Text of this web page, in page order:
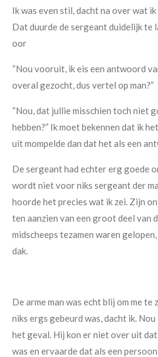
Ik was even stil, dacht na over wat
Dat duurde de sergeant duidelijk te
oor
“Nou vooruit, ik eis een antwoord
overal gezocht, dus vertel op man?”
“Nou, dat jullie misschien toch niet
hebben?” Ik moet bekennen dat ik
uit mompelde dan dat het als een
De sergeant had echter erg goede
wordt niet voor niks sergeant der
hoorde het precies wat ik zei. Zijn
ten aanzien van een groot deel van
midscheeps tezamen waren
dak.
De arme man was echt blij om me te
niks ergs gebeurd was, dacht ik. Nou
het geval. Hij kon er niet over uit
was en ervaarde dat als een